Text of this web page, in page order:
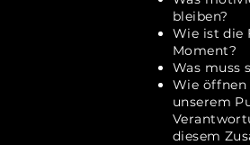
bleiben?
Wie ist die
Moment?
Was muss
Wie
unserem
diesem